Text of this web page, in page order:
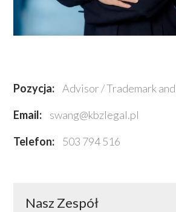
Pozycja:
Advisor / Trademark
Email:
swang@kbzlegal.pl
Telefon:
503 794 516
Nasz Zespół